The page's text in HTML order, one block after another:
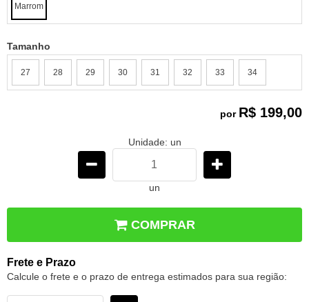
Marrom
Tamanho
27 28 29 30 31 32 33 34
por R$ 199,00
Unidade: un
un
COMPRAR
Frete e Prazo
Calcule o frete e o prazo de entrega estimados para sua região: